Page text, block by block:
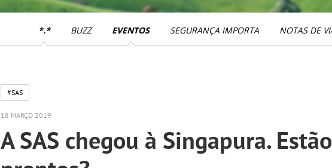
*.* BUZZ EVENTOS SEGURANÇA IMPORTA NOTAS DE
#SAS
18 MARÇO 2019
A SAS chegou à Singapura. Estão